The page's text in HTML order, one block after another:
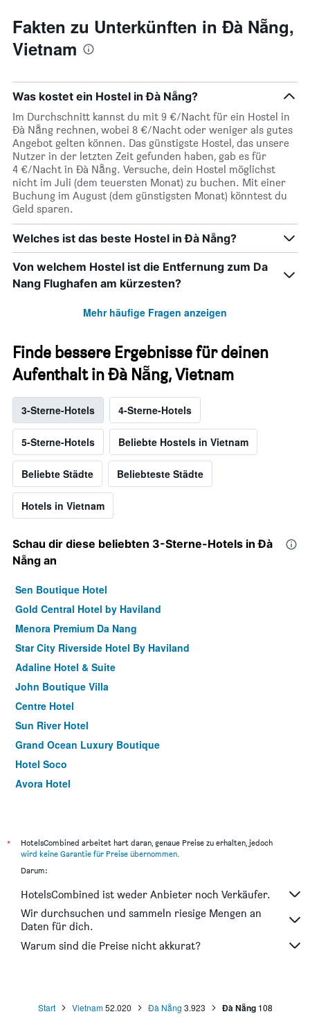
Fakten zu Unterkünften in Đà Nẵng,
Vietnam
Was kostet ein Hostel in Đà Nẵng?
Im Durchschnitt kannst du mit 9 €/Nacht für ein Hostel in
Đà Nẵng rechnen, wobei 8 €/Nacht oder weniger als gutes
Angebot gelten können. Das günstigste Hostel, das unsere
Nutzer in der letzten Zeit gefunden haben, gab es für
4 €/Nacht in Đà Nẵng. Versuche, dein Hostel möglichst
nicht im Juli (dem teuersten Monat) zu buchen. Mit einer
Buchung im August (dem günstigsten Monat) könntest du
Geld sparen.
Welches ist das beste Hostel in Đà Nẵng?
Von welchem Hostel ist die Entfernung zum Da
Nang Flughafen am kürzesten?
Mehr häufige Fragen anzeigen
Finde bessere Ergebnisse für deinen
Aufenthalt in Đà Nẵng, Vietnam
3-Sterne-Hotels 4-Sterne-Hotels
5-Sterne-Hotels Beliebte Hostels in Vietnam
Beliebte Städte Beliebteste Städte
Hotels in Vietnam
Schau dir diese beliebten 3-Sterne-Hotels in Đà
Nẵng an
Sen Boutique Hotel
Gold Central Hotel by Haviland
Menora Premium Da Nang
Star City Riverside Hotel By Haviland
Adaline Hotel & Suite
John Boutique Villa
Centre Hotel
Sun River Hotel
Grand Ocean Luxury Boutique
Hotel Soco
Avora Hotel
White Sand Boutique Hotel
De Lamour Hotel
Sea Phoenix Hotel Da Nang
Dylan Hotel Danang
Avora Boutique Hotel
Sea Queen Hotel
Nhat Minh Hotel and Apartment
*
HotelsCombined arbeitet hart daran, genaue Preise zu erhalten, jedoch
wird keine Garantie für Preise übernommen.
Darum:
HotelsCombined ist weder Anbieter noch Verkäufer.
Wir durchsuchen und sammeln riesige Mengen an
Daten für dich.
Warum sind die Preise nicht akkurat?
Start Vietnam 52.020 Đà Nẵng 3.923 Đà Nẵng 108